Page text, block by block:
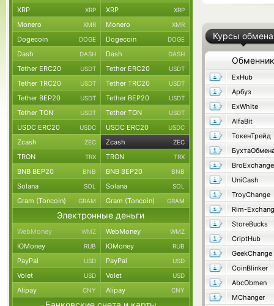
Курсы обмена
Обменник
ExHub
Арбуз
ExWhite
AlfaBit
ТокенТрейд
BroExchange
UniCash
TroyChange
Rim-
StoreBucks
CriptHub
GeekChange
CoinBlinker
AbcObmen
MChanger
XRP XRP XRP XRP
Monero XMR Monero XMR
Dogecoin DOGE Dogecoin DOGE
Dash DASH Dash DASH
Tether ERC20 USDT Tether ERC20 USDT
Tether TRC20 USDT Tether TRC20 USDT
Tether BEP20 USDT Tether BEP20 USDT
Tether TON USDT Tether TON USDT
USDC ERC20 USDC USDC ERC20 USDC
Zcash ZEC Zcash ZEC
TRON TRX TRON TRX
BNB BEP20 BNB BNB BEP20 BNB
Solana SOL Solana SOL
Gram (Toncoin) GRAM Gram (Toncoin) GRAM
Электронные деньги
WebMoney WMZ WebMoney WMZ
ЮMoney RUB ЮMoney RUB
PayPal USD PayPal USD
Volet USD Volet USD
Alipay CNY Alipay CNY